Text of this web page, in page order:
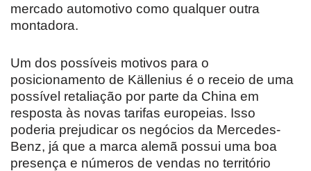
mercado automotivo como qualquer outra
montadora.
Um dos possíveis motivos para o
posicionamento de Källenius é o receio de uma
possível retaliação por parte da China em
resposta às novas tarifas europeias. Isso
poderia prejudicar os negócios da Mercedes-
Benz, já que a marca alemã possui uma boa
presença e números de vendas no território